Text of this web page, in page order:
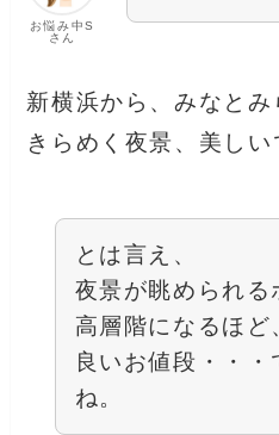
お悩み中S
さん
新横浜から、みなとみ
きらめく夜景、美しい
とは言え、
夜景が眺められる
高層階になるほど
良いお値段・・・
ね。